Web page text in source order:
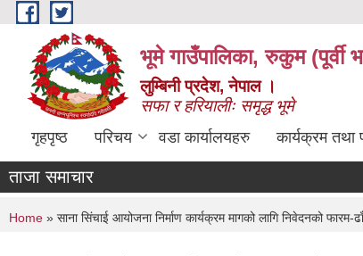
Skip to main content
भूमे गाउँपालिका, रुकुम (पूर्वी
लुम्बिनी प्रदेश, नेपाल ।
सफा र हरियालीः समृद्ध भूमे
गृहपृष्ठ परिचय वडा कार्यालयहरु कार्यक्रम तथा
ताजा समाचार
You are here
Home » साना सिंचाई आयोजना निर्माण कार्यक्रम मागको लागि निवेदनको फारम-